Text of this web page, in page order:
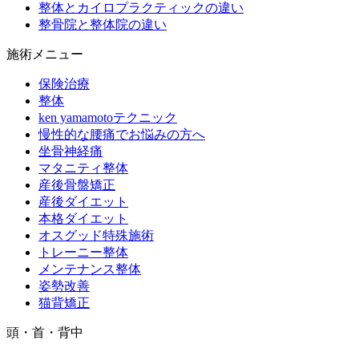
整体とカイロプラクティックの違い
整骨院と整体院の違い
施術メニュー
保険治療
整体
ken yamamotoテクニック
慢性的な腰痛でお悩みの方へ
坐骨神経痛
マタニティ整体
産後骨盤矯正
産後ダイエット
本格ダイエット
オスグッド特殊施術
トレーニー整体
メンテナンス整体
姿勢改善
猫背矯正
頭・首・背中